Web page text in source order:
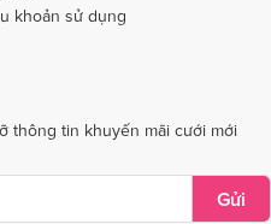
Dịch vụ cưới tại Bắc Giang
khoản sử dụng
thông tin khuyến mãi cưới mới
Gửi